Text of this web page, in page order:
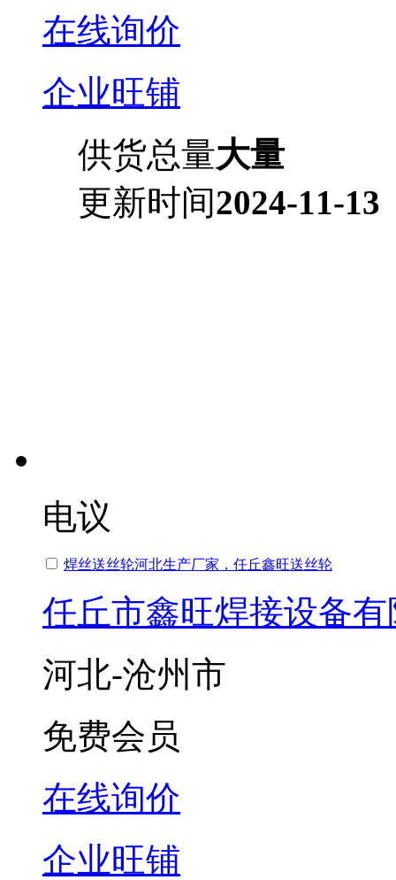
在线询价
企业旺铺
供货总量大量
更新时间2024-11-13
电议
焊丝送丝轮河北生产厂家，任丘鑫旺送丝轮
任丘市鑫旺焊接设备
河北-沧州市
免费会员
在线询价
企业旺铺